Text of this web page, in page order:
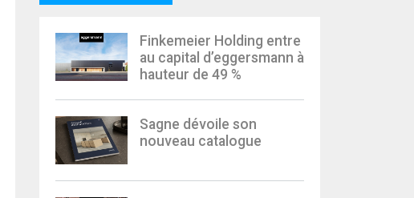
Finkemeier Holding entre
au capital d’eggersmann à
hauteur de 49 %
Sagne dévoile son
nouveau catalogue